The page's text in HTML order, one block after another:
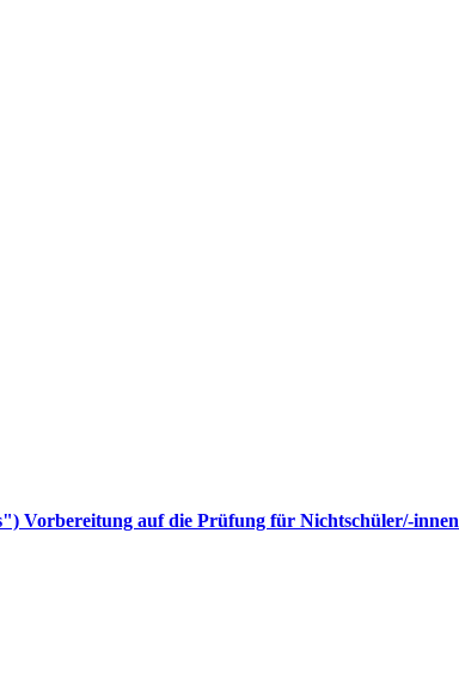
Vorbereitung auf die Prüfung für Nichtschüler/-innen